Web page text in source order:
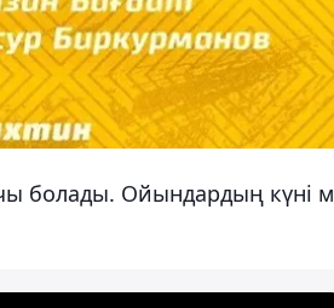
болады. Ойындардың күні